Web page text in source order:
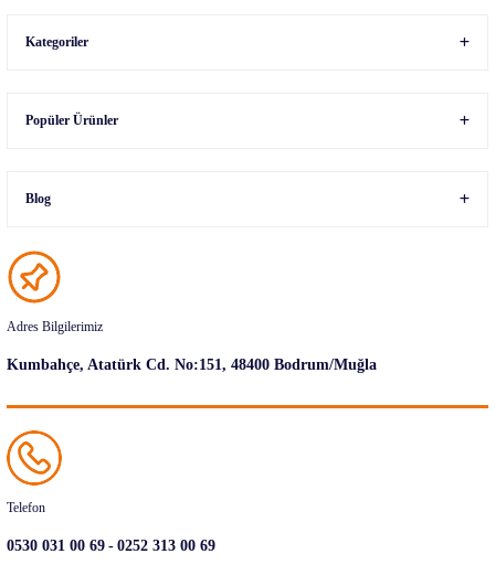
Kategoriler
Popüler Ürünler
Blog
Adres Bilgilerimiz
Kumbahçe, Atatürk Cd. No:151, 48400 Bodrum/Muğla
Telefon
0530 031 00 69-0252 313 00 69